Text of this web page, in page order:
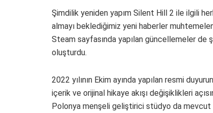
Şimdilik yeniden yapım Silent Hill 2 ile ilgili
almayı beklediğimiz yeni haberler
Steam sayfasında yapılan güncellemeler
oluşturdu.
2022 yılının Ekim ayında yapılan resmi
içerik ve orijinal hikaye akışı değişiklikleri
Polonya menşeli geliştirici stüdyo da mevcut